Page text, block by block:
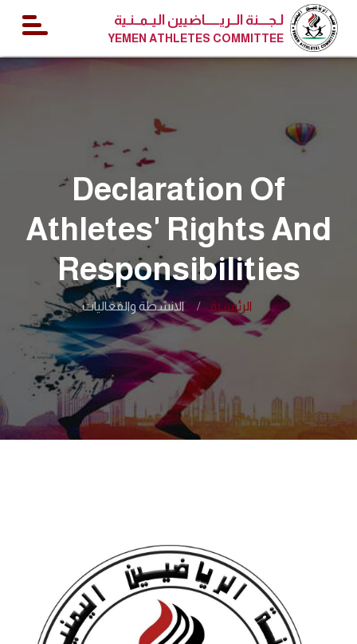
لـجــــنة الــريــــــاضيين اليــمــنـية
YEMEN ATHLETES COMMITTEE
Declaration Of
Athletes' Rights And
Responsibilities
الرئيسية الانشطة والفعاليات